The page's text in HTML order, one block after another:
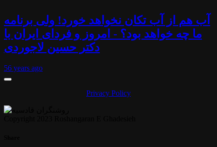
آب هم از آب تکان نخواهد خورد! ولی برنامه
ما چه خواهد بود؟ - امروز و فردای ایران با
دکتر حسین لاجوردی
56 years ago
Privacy Policy